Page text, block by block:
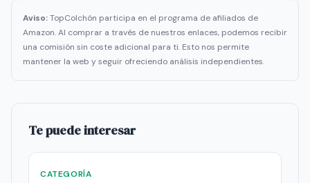
Aviso:TopColchón participa en el programa de afiliados de
Amazon. Al comprar a través de nuestros enlaces, podemos recibir
una comisión sin coste adicional para ti. Esto nos permite
mantener la web y seguir ofreciendo análisis independientes.
Te puede interesar
CATEGORÍA